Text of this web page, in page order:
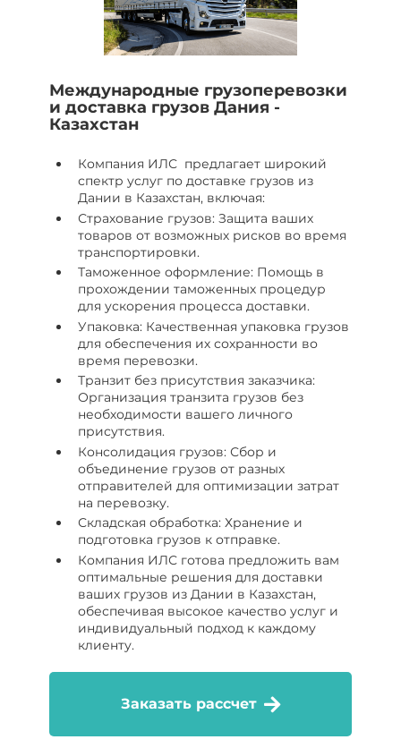
Международные грузоперевозки
и доставка грузов Дания -
Казахстан
Компания ИЛС предлагает широкий
спектр услуг по доставке грузов из
Дании в Казахстан, включая:
Страхование грузов: Защита ваших
товаров от возможных рисков во время
транспортировки.
Таможенное оформление: Помощь в
прохождении таможенных процедур
для ускорения процесса доставки.
Упаковка: Качественная упаковка грузов
для обеспечения их сохранности во
время перевозки.
Транзит без присутствия заказчика:
Организация транзита грузов без
необходимости вашего личного
присутствия.
Консолидация грузов: Сбор и
объединение грузов от разных
отправителей для оптимизации затрат
на перевозку.
Складская обработка: Хранение и
подготовка грузов к отправке.
Компания ИЛС готова предложить вам
оптимальные решения для доставки
ваших грузов из Дании в Казахстан,
обеспечивая высокое качество услуг и
индивидуальный подход к каждому
клиенту.
Заказать рассчет